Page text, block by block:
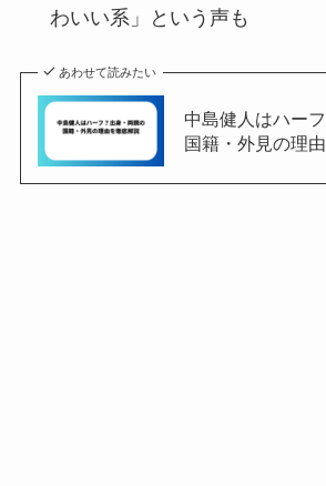
わいい系」という声も
あわせて読みたい
中島健人はハー
国籍・外見の理